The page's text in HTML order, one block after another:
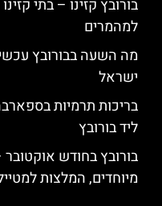
בורובץ קזינו – בתי
למהמרים
מה השעה בבורובץ
ישראל
ליד בורובץ
בורובץ בחודש אוקטובר
מיוחדים, המלצות